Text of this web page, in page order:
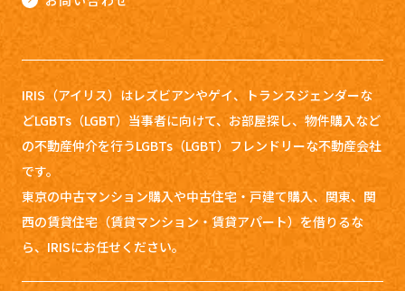
IRIS（アイリス）はレズビアンやゲイ、トランスジェンダーな
どLGBTs（LGBT）当事者に向けて、お部屋探し、 物件購入など
の不動産仲介を行うLGBTs（LGBT）フレンドリーな不動産会社
です。
東京の中古マンション購入や中古住宅・戸建て購入、関東、関
西の賃貸住宅（賃貸マンション・賃貸アパート）を借りるな
ら、IRISにお任せください。